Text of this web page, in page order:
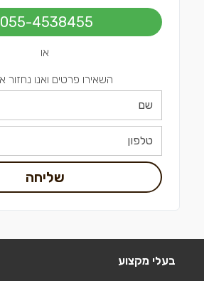
055-4538455
או
השאירו פרטים ואנו נחזור
שליחה
בעלי מקצוע